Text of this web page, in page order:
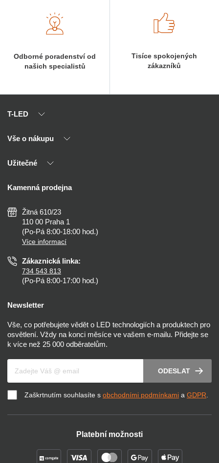
Odborné poradenství od
našich specialistů
Tisíce spokojených
zákazníků
T-LED
O nás
Kontakty
Vše o nákupu
Výhody T-LED
Montáž
Nejčastější dotazy
Než koupíte
Osvětlení dle místnosti
Užitečné
Reklamace a vrácení
Zásady ochrany soukromí
Nastavení cookies
Prohlášení o přístupnosti
Kamenná prodejna
Žitná 610/23
110 00 Praha 1
(Po-Pá 8:00-18:00 hod.)
Více informací
Zákaznická linka:
734 543 813
(Po-Pá 8:00-17:00 hod.)
Newsletter
Vše, co potřebujete vědět o LED technologiích a produktech pro
osvětlení. Vždy na konci měsíce ve vašem e-mailu. Přidejte se
k více než 25 000 odběratelům.
ODESLAT
Zaškrtnutím souhlasíte s obchodními podmínkami a GDPR.
Platební možnosti